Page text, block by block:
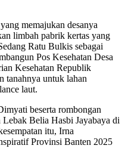
memajukan desanya
limbah pabrik kertas yang
Ratu Bulkis sebagai
Pos Kesehatan Desa
Kesehatan Republik
tanahnya untuk lahan
laut.
beserta rombongan
Belia Hasbi Jayabaya di
itu, Irna
Provinsi Banten 2025